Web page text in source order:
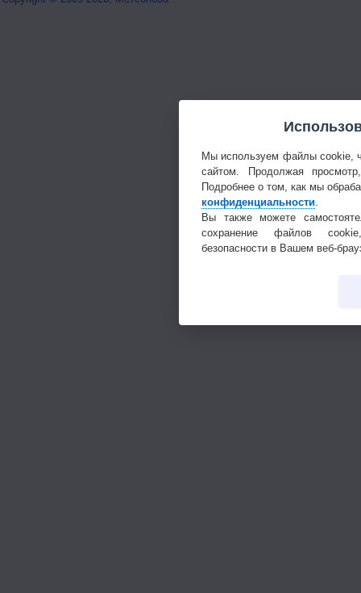
Мы используем файлы cookie,
сайтом. Продолжая
Подробнее о том, как мы
конфиденциальности
Вы также можете
сохранение файлов
безопасности в Вашем веб-